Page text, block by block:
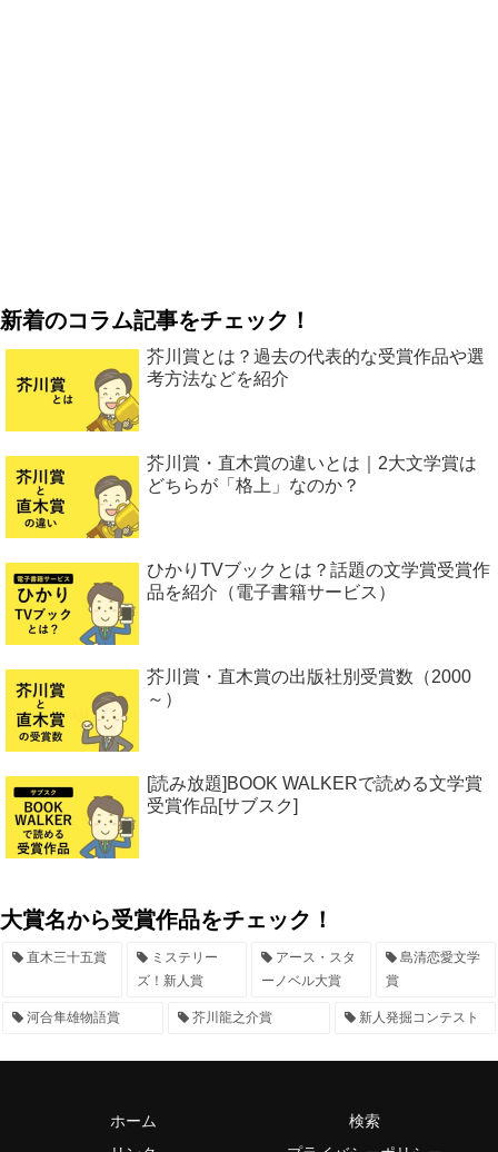
新着のコラム記事をチェック！
芥川賞とは？過去の代表的な受賞作品や選
考方法などを紹介
芥川賞・直木賞の違いとは｜2大文学賞は
どちらが「格上」なのか？
ひかりTVブックとは？話題の文学賞受賞作
品を紹介（電子書籍サービス）
芥川賞・直木賞の出版社別受賞数（2000
～）
[読み放題]BOOK WALKERで読める文学賞
受賞作品[サブスク]
大賞名から受賞作品をチェック！
直木三十五賞
ミステリー
ズ！新人賞
アース・スタ
ーノベル大賞
島清恋愛文学
賞
河合隼雄物語賞 芥川龍之介賞 新人発掘コンテスト
ホーム
検索